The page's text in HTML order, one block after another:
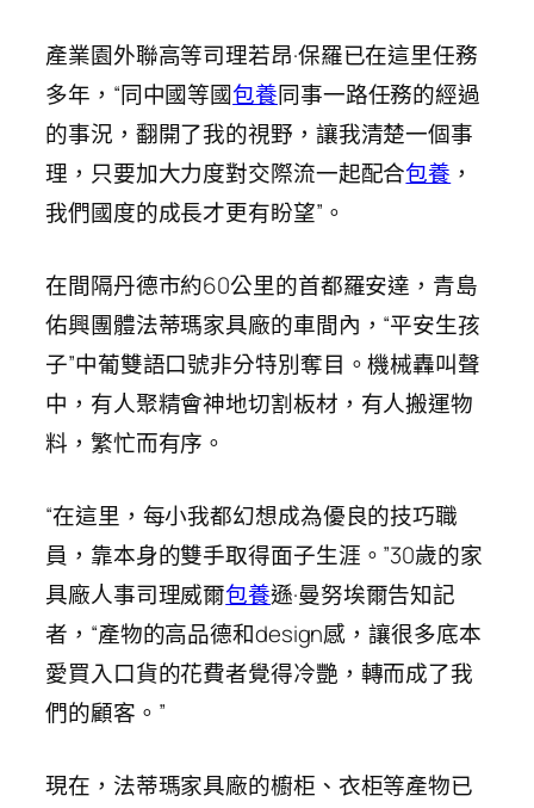
產業園外聯高等司理若昂·保羅已在這里任務
多年，“同中國等國包養同事一路任務的經過
的事況，翻開了我的視野，讓我清楚一個事
理，只要加大力度對交際流一起配合包養 ，
我們國度的成長才更有盼望”。
在間隔丹德市約60公里的首都羅安達，青島
佑興團體法蒂瑪家具廠的車間內，“平安生孩
子”中葡雙語口號非分特別奪目。機械轟叫聲
中，有人聚精會神地切割板材，有人搬運物
料，繁忙而有序。
“在這里，每小我都幻想成為優良的技巧職
員，靠本身的雙手取得面子生涯。”30歲的家
具廠人事司理威爾包養遜·曼努埃爾告知記
者，“產物的高品德和design感，讓很多底本
愛買入口貨的花費者覺得冷艷，轉而成了我
們的顧客。”
現在，法蒂瑪家具廠的櫥柜、衣柜等產物已